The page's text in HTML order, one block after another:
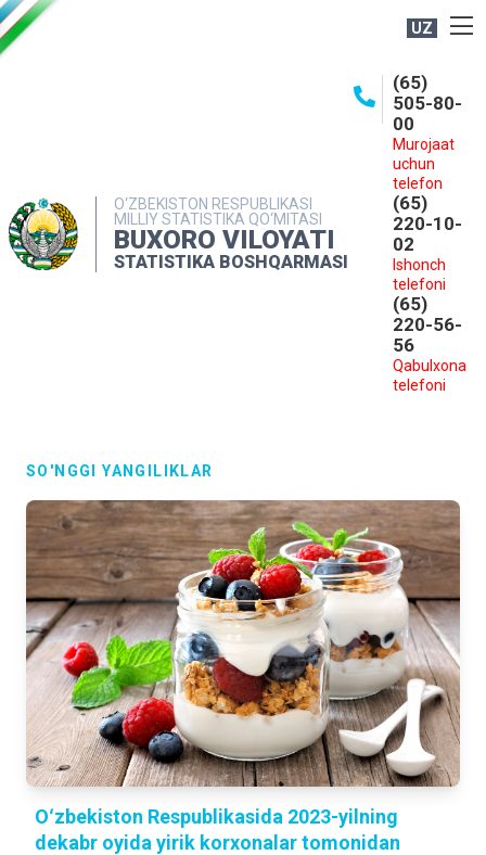
UZ
O‘ZBEKISTON RESPUBLIKASI
MILLIY STATISTIKA QO‘MITASI
BUXORO VILOYATI
STATISTIKA BOSHQARMASI
(65)
505-80-
00
Murojaat
uchun
telefon
(65)
220-10-
02
Ishonch
telefoni
(65)
220-56-
56
Qabulxona
telefoni
MATBUOT XIZMATI
MUROJAATLAR
SO'NGGI YANGILIKLAR
Oʻzbekiston Respublikasida 2023-yilning
dekabr oyida yirik korxonalar tomonidan